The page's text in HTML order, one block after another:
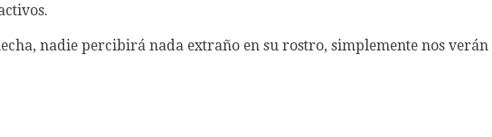
nadie percibirá nada extraño en su rostro, simplemente nos verán